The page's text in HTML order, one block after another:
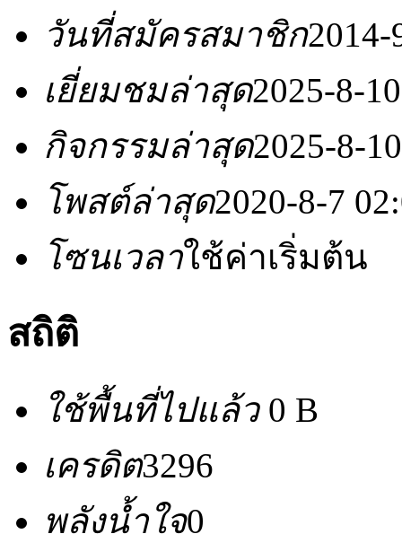
วันที่สมัครสมาชิก2014-
เยี่ยมชมล่าสุด2025-8-
กิจกรรมล่าสุด2025-8-
โพสต์ล่าสุด2020-8-7
โซนเวลาใช้ค่าเริ่มต้น
สถิติ
ใช้พื้นที่ไปแล้ว0 B
เครดิต3296
พลังน้ำใจ0